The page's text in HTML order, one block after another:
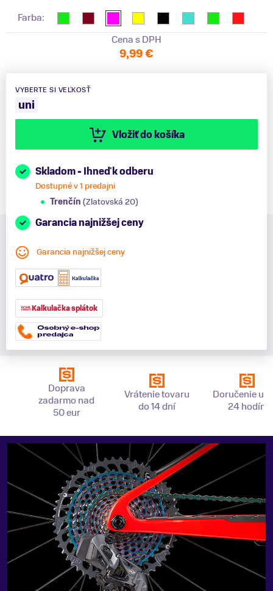
Farba:
Cena s DPH
9,99 €
VYBERTE SI VEĽKOSŤ
uni
Vložiť do košíka
Skladom - Ihneď k odberu
Dostupné v 1 predajni
Trenčín (Zlatovská 20)
Garancia najnižšej ceny
Garancia najnižšej ceny
Kalkulačka splátok
Doprava
zadarmo nad
50 eur
Vrátenie tovaru
do 14 dní
Doručenie už
24 hodín